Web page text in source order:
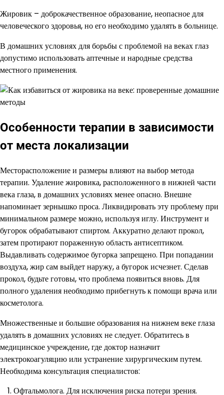
Жировик – доброкачественное образование, неопасное для
человеческого здоровья, но его необходимо удалять в больнице.
В домашних условиях для борьбы с проблемой на веках глаз
допустимо использовать аптечные и народные средства
местного применения.
Особенности терапии в зависимости
от места локализации
Месторасположение и размеры влияют на выбор метода
терапии. Удаление жировика, расположенного в нижней части
века глаза, в домашних условиях менее опасно. Внешне
напоминает зернышко проса. Ликвидировать эту проблему при
минимальном размере можно, используя иглу. Инструмент и
бугорок обрабатывают спиртом. Аккуратно делают прокол,
затем протирают пораженную область антисептиком.
Выдавливать содержимое бугорка запрещено. При попадании
воздуха, жир сам выйдет наружу, а бугорок исчезнет. Сделав
прокол, будьте готовы, что проблема появиться вновь. Для
полного удаления необходимо прибегнуть к помощи врача или
косметолога.
Множественные и большие образования на нижнем веке глаза
удалять в домашних условиях не следует. Обратитесь в
медицинское учреждение, где доктор назначит
электрокоагуляцию или устранение хирургическим путем.
Необходима консультация специалистов:
Офтальмолога. Для исключения риска потери зрения.